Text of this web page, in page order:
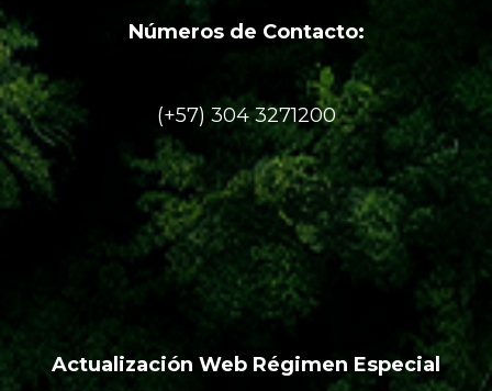
Números de Contacto:
(+57) 304 3271200
Actualización Web Régimen Especial